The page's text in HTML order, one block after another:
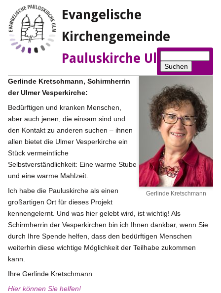
Evangelische
Kirchengemeinde
Pauluskirche Ulm
Suchen
Gerlinde Kretschmann
Gerlinde Kretschmann, Schirmherrin
der Ulmer Vesperkirche:
Bedürftigen und kranken Menschen,
aber auch jenen, die einsam sind und
den Kontakt zu anderen suchen – ihnen
allen bietet die Ulmer Vesperkirche ein
Stück vermeintliche
Selbstverständlichkeit: Eine warme Stube
und eine warme Mahlzeit.
Ich habe die Pauluskirche als einen
großartigen Ort für dieses Projekt
kennengelernt. Und was hier gelebt wird, ist wichtig! Als
Schirmherrin der Vesperkirchen bin ich Ihnen dankbar, wenn Sie
durch Ihre Spende helfen, dass den bedürftigen Menschen
weiterhin diese wichtige Möglichkeit der Teilhabe zukommen
kann.
Ihre Gerlinde Kretschmann
Hier können Sie helfen!